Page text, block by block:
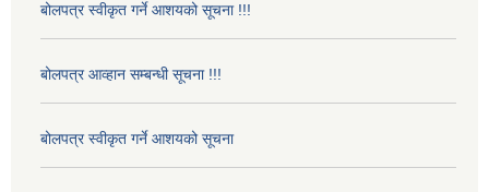
बोलपत्र स्वीकृत गर्ने आशयको सूचना !!!
बोलपत्र आव्हान सम्बन्धी सूचना !!!
बोलपत्र स्वीकृत गर्ने आशयको सूचना